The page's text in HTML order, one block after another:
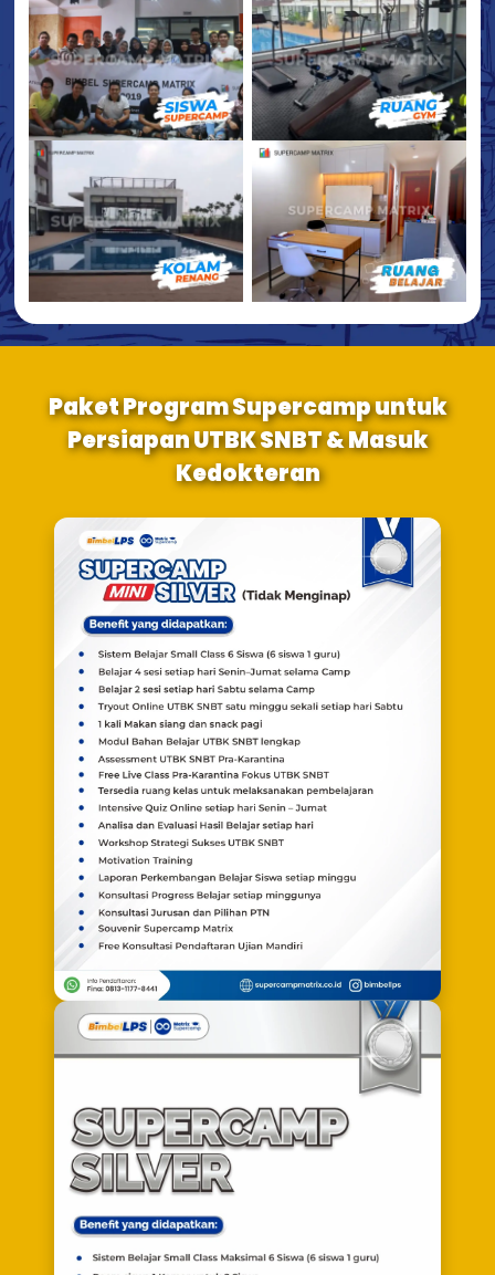
Paket Program Supercamp untuk
Persiapan UTBK SNBT & Masuk
Kedokteran